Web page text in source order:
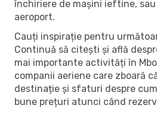
închiriere de mașini ieftine,
aeroport.
Cauți inspirație pentru
Continuă să citești și află
mai importante activități în
companii aeriene care zboară
destinație și sfaturi despre
bune prețuri atunci când